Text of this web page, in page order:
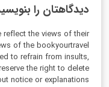
دیدگاهتان را
the views of their
of the bookyourtravel
to refrain from insults,
the right to delete
notice or explanations.